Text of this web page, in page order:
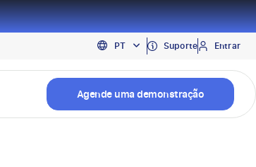
PT
EN
ES
Suporte Entrar
Agende uma demonstração